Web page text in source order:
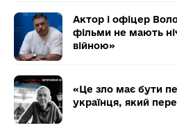
Актор і офіцер
фільми не мають
війною»
«Це зло має бути
українця, який